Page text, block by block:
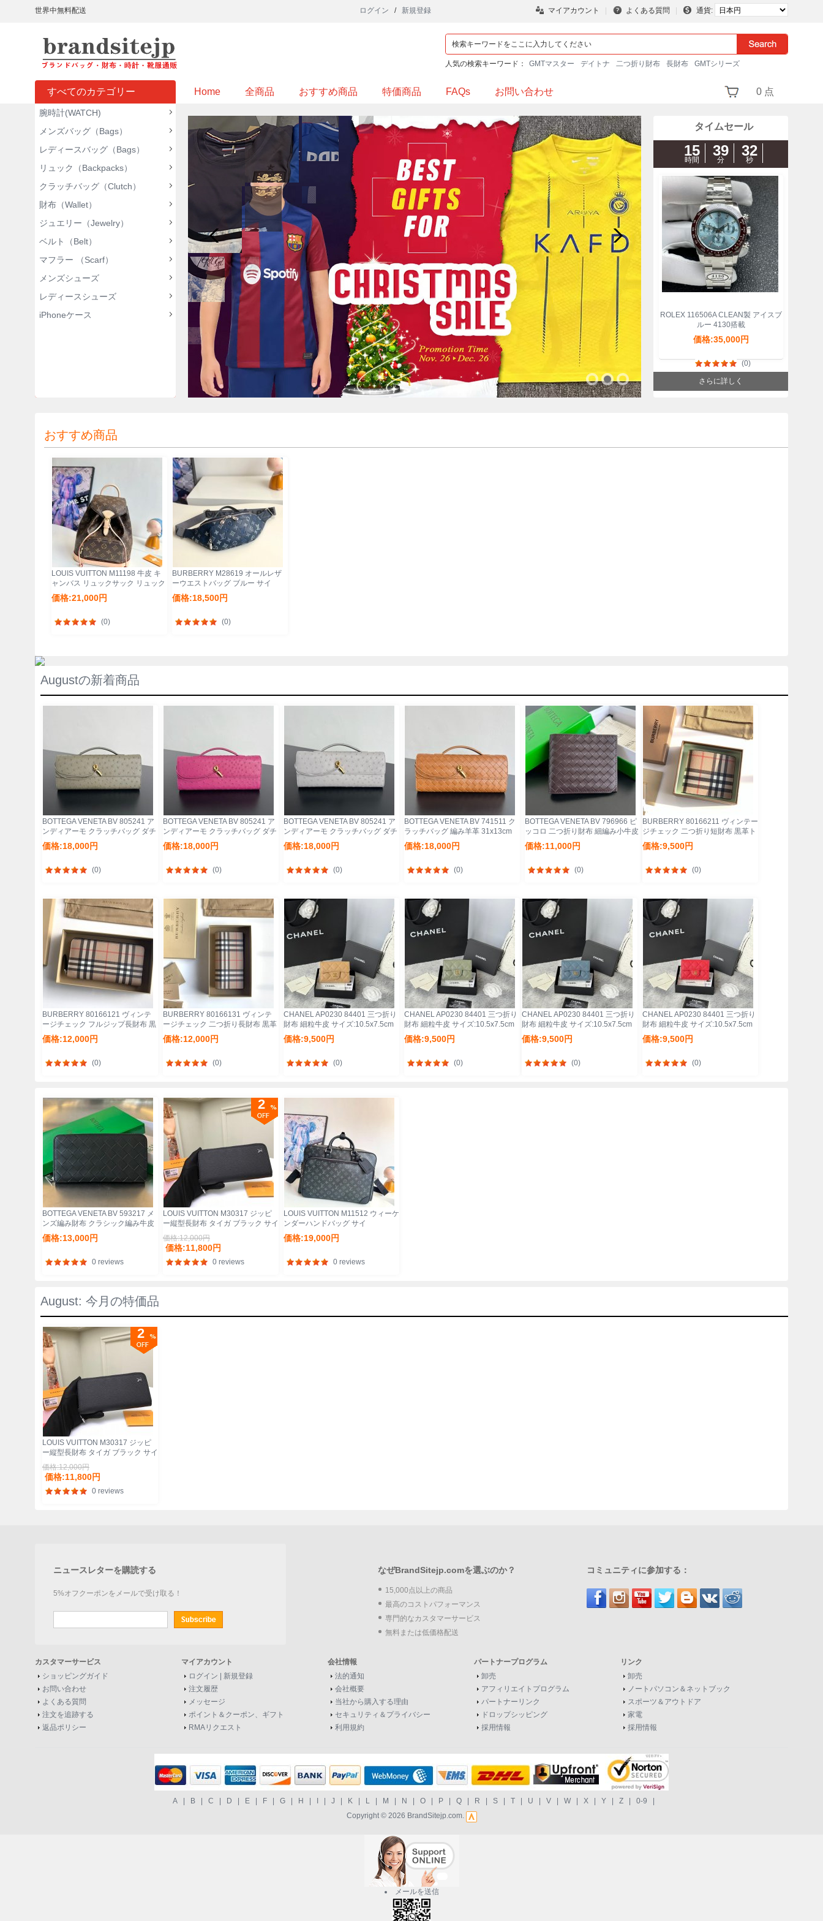
世界中無料配送 ログイン / 新規登録 マイアカウント よくある質問 通貨:
人気の検索キーワード： GMTマスター デイトナ 二つ折り財布 長財布 GMTシリーズ
すべてのカテゴリー
腕時計(WATCH)
メンズバッグ（Bags）
レディースバッグ（Bags）
リュック（Backpacks）
クラッチバッグ（Clutch）
財布（Wallet）
ジュエリー（Jewelry）
ベルト（Belt）
マフラー （Scarf）
メンズシューズ
レディースシューズ
iPhoneケース
Home 全商品 おすすめ商品 特価商品 FAQs お問い合わせ 0 点
タイムセール
15
時間
39
分
31
秒
ROLEX 116506A CLEAN製 アイスブ
ルー 4130搭載
価格:35,000円
(0)
さらに詳しく
おすすめ商品
LOUIS VUITTON M11198 牛皮 キ
ャンバス リュックサック リュック
30x28x18cm サイズ:30x28x18cm
価格:21,000円
(0)
BURBERRY M28619 オールレザ
ーウエストバッグ ブルー サイ
ズ:30x15cm
価格:18,500円
(0)
Augustの新着商品
BOTTEGA VENETA BV 805241 ア
ンディアーモ クラッチバッグ ダチ
ョウ革 31x13cm サイズ:31x13cm
価格:18,000円
(0)
BOTTEGA VENETA BV 805241 ア
ンディアーモ クラッチバッグ ダチ
ョウ革 31x13cm サイズ:31x13cm
価格:18,000円
(0)
BOTTEGA VENETA BV 805241 ア
ンディアーモ クラッチバッグ ダチ
ョウ革 31x13cm サイズ:31x13cm
価格:18,000円
(0)
BOTTEGA VENETA BV 741511 ク
ラッチバッグ 編み羊革 31x13cm
サイズ:31x13cm
価格:18,000円
(0)
BOTTEGA VENETA BV 796966 ピ
ッコロ 二つ折り財布 細編み小牛皮
9.5x11x0.5cm サイ
ズ:9.5x11x0.5cm
価格:11,000円
(0)
BURBERRY 80166211 ヴィンテー
ジチェック 二つ折り短財布 黒革ト
リム サイズ:11x10cm
価格:9,500円
(0)
BURBERRY 80166121 ヴィンテ
ージチェック フルジップ長財布 黒
革トリム サイズ:19x10x2.5cm
価格:12,000円
(0)
BURBERRY 80166131 ヴィンテ
ージチェック 二つ折り長財布 黒革
トリム サイズ:19x10x2.5cm
価格:12,000円
(0)
CHANEL AP0230 84401 三つ折り
財布 細粒牛皮 サイズ:10.5x7.5cm
価格:9,500円
(0)
CHANEL AP0230 84401 三つ折り
財布 細粒牛皮 サイズ:10.5x7.5cm
価格:9,500円
(0)
CHANEL AP0230 84401 三つ折り
財布 細粒牛皮 サイズ:10.5x7.5cm
価格:9,500円
(0)
CHANEL AP0230 84401 三つ折り
財布 細粒牛皮 サイズ:10.5x7.5cm
価格:9,500円
(0)
BOTTEGA VENETA BV 593217 メ
ンズ編み財布 クラシック編み牛皮
19x10cm サイズ:19x10cm
価格:13,000円
0 reviews
LOUIS VUITTON M30317 ジッピ
ー縦型長財布 タイガ ブラック サイ
ズ:20x10cm
価格:12,000円
価格:11,800円
2
0 reviews
LOUIS VUITTON M11512 ウィーケ
ンダーハンドバッグ サイ
ズ:46x31x18cm
価格:19,000円
0 reviews
August: 今月の特価品
LOUIS VUITTON M30317 ジッピ
ー縦型長財布 タイガ ブラック サイ
ズ:20x10cm
価格:12,000円
価格:11,800円
2
0 reviews
ニュースレターを購読する
5%オフクーポンをメールで受け取る！
なぜBrandSitejp.comを選ぶのか？
15,000点以上の商品
最高のコストパフォーマンス
専門的なカスタマーサービス
無料または低価格配送
コミュニティに参加する：
カスタマーサービス
ショッピングガイド
お問い合わせ
よくある質問
注文を追跡する
返品ポリシー
マイアカウント
ログイン
新規登録
注文履歴
メッセージ
ポイント＆クーポン、ギフト
RMAリクエスト
会社情報
法的通知
会社概要
当社から購入する理由
セキュリティ＆プライバシー
利用規約
パートナープログラム
卸売
アフィリエイトプログラム
パートナーリンク
ドロップシッピング
採用情報
リンク
卸売
ノートパソコン＆ネットブック
スポーツ＆アウトドア
家電
採用情報
A B C D E F G H J K L M N O P Q R S T U V W X Y Z 0-9
Copyright © 2026 BrandSitejp.com.
メールを送信